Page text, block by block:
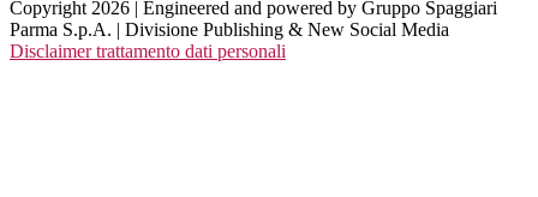
Copyright 2026 | Engineered and powered by Gruppo Spaggiari
Parma S.p.A. | Divisione Publishing & New Social Media
Disclaimer trattamento dati personali